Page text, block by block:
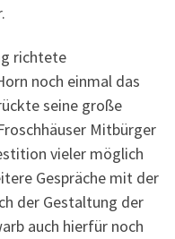
richtete
noch einmal das
seine große
Mitbürger
vieler möglich
Gespräche mit der
der Gestaltung der
auch hierfür noch